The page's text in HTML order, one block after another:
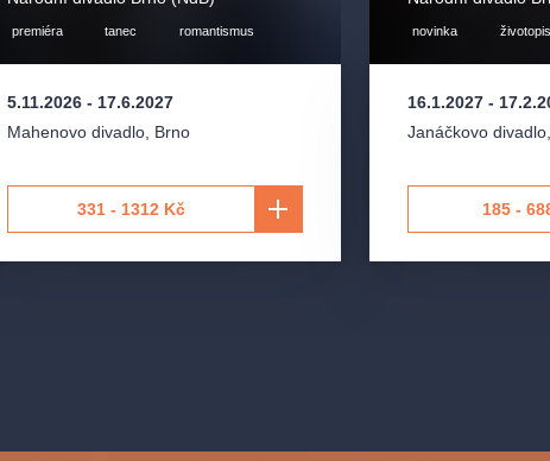
premiéra tanec romantismus
5.11.2026- 17.6.2027
Mahenovo divadlo, Brno
331 - 1312 Kč
novinka
16.1.2027 -
Janáčkovo divadlo
185 -